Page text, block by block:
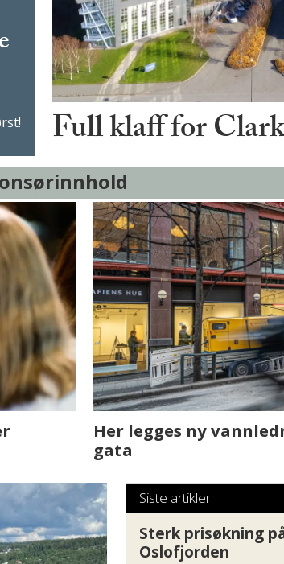
Full klaff for
Det er i Drammen det skjer
Siste artikler
Sterk prisøkning
Oslofjorden